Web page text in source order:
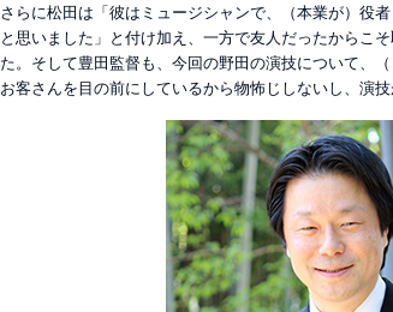
さらに松田は「彼はミュージシャンで、（本業が）役
と思いました」と付け加え、一方で友人だったからこ
た。そして豊田監督も、今回の野田の演技について、
お客さんを目の前にしているから物怖じしないし、演